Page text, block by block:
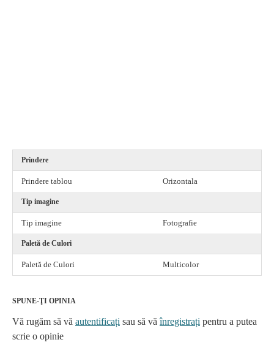
Prindere
Prindere tablou Orizontala
Tip imagine
Tip imagine Fotografie
Paletă de Culori
Paletă de Culori Multicolor
SPUNE-ŢI OPINIA
Vă rugăm să vă autentificați sau să văînregistrați pentru a putea
scrie o opinie